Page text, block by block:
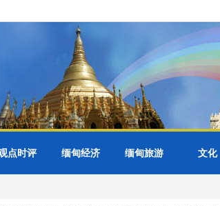
点时评 缅甸经济 缅甸旅游 文化